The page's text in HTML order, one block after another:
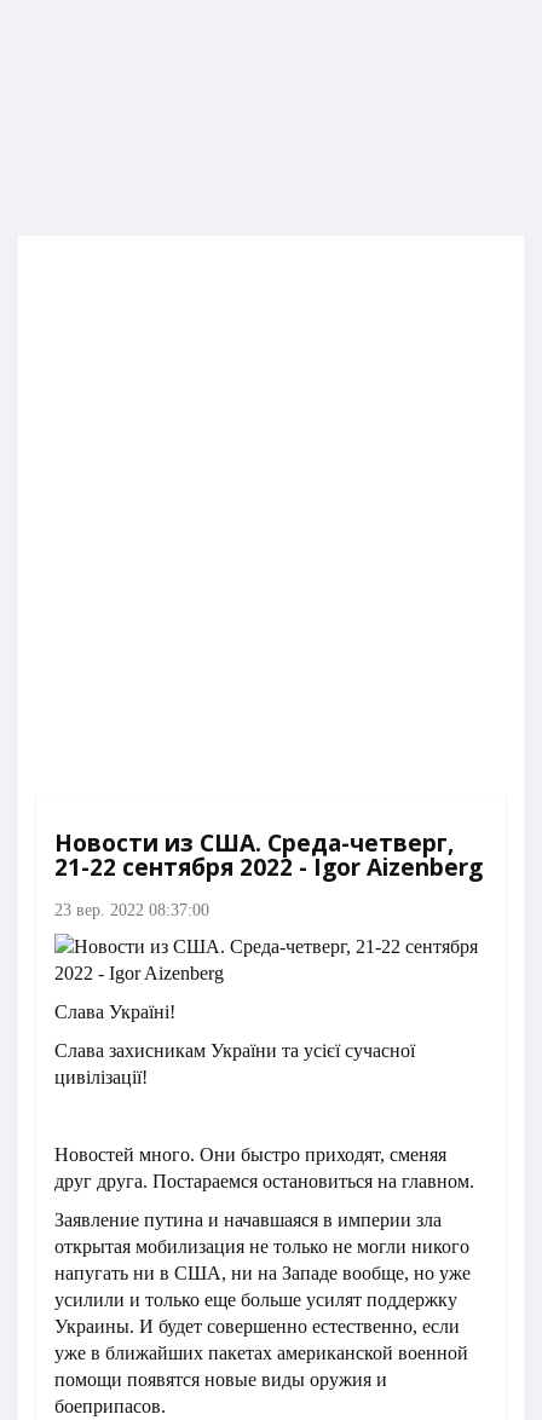
Новости из США. Среда-четверг,
21-22 сентября 2022 - Igor Aizenberg
23 вер. 2022 08:37:00
Слава Україні!
Слава захисникам України та усієї сучасної
цивілізації!
Новостей много. Они быстро приходят, сменяя
друг друга. Постараемся остановиться на главном.
Заявление путина и начавшаяся в империи зла
открытая мобилизация не только не могли никого
напугать ни в США, ни на Западе вообще, но уже
усилили и только еще больше усилят поддержку
Украины. И будет совершенно естественно, если
уже в ближайших пакетах американской военной
помощи появятся новые виды оружия и
боеприпасов.